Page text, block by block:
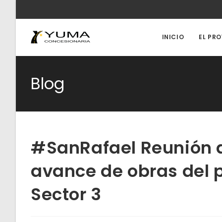
contenido
INICIO EL
Blog
#SanRafael Reunión
avance de obras del
Sector 3